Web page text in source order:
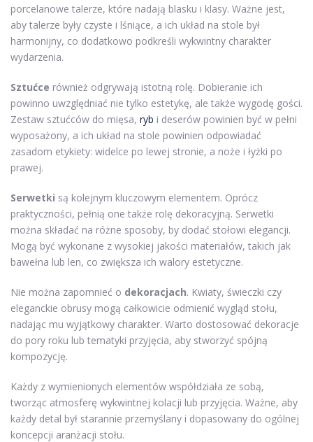
porcelanowe talerze, które nadają blasku i klasy. Ważne jest,
aby talerze były czyste i lśniące, a ich układ na stole był
harmonijny, co dodatkowo podkreśli wykwintny charakter
wydarzenia.
Sztućce również odgrywają istotną rolę. Dobieranie ich
powinno uwzględniać nie tylko estetykę, ale także wygodę gości.
Zestaw sztućców do mięsa, ryb i deserów powinien być w pełni
wyposażony, a ich układ na stole powinien odpowiadać
zasadom etykiety: widelce po lewej stronie, a noże i łyżki po
prawej.
Serwetki są kolejnym kluczowym elementem. Oprócz
praktyczności, pełnią one także rolę dekoracyjną. Serwetki
można składać na różne sposoby, by dodać stołowi elegancji.
Mogą być wykonane z wysokiej jakości materiałów, takich jak
bawełna lub len, co zwiększa ich walory estetyczne.
Nie można zapomnieć o dekoracjach. Kwiaty, świeczki czy
eleganckie obrusy mogą całkowicie odmienić wygląd stołu,
nadając mu wyjątkowy charakter. Warto dostosować dekoracje
do pory roku lub tematyki przyjęcia, aby stworzyć spójną
kompozycję.
Każdy z wymienionych elementów współdziała ze sobą,
tworząc atmosferę wykwintnej kolacji lub przyjęcia. Ważne, aby
każdy detal był starannie przemyślany i dopasowany do ogólnej
koncepcji aranżacji stołu.